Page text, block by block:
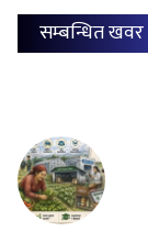
सम्बन्धित खवर